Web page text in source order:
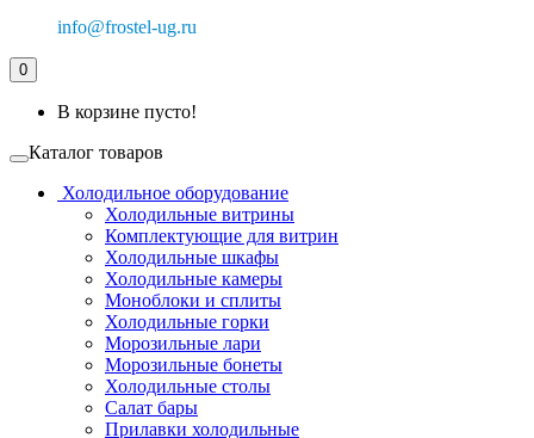
info@frostel-ug.ru
0
В корзине пусто!
Каталог товаров
Холодильное оборудование
Холодильные витрины
Комплектующие для витрин
Холодильные шкафы
Холодильные камеры
Моноблоки и сплиты
Холодильные горки
Морозильные лари
Морозильные бонеты
Холодильные столы
Салат бары
Прилавки холодильные